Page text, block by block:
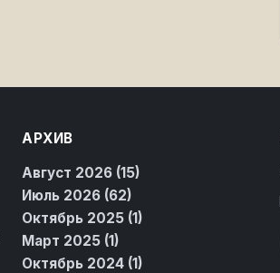
АРХИВ
Август 2026 (15)
Июль 2026 (62)
Октябрь 2025 (1)
Март 2025 (1)
Октябрь 2024 (1)